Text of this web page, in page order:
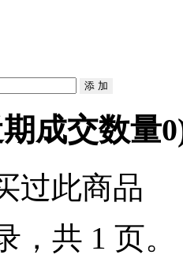
成交数量0
过此商品
，共 1 页。